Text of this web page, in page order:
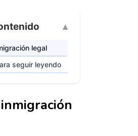
legal
seguir leyendo